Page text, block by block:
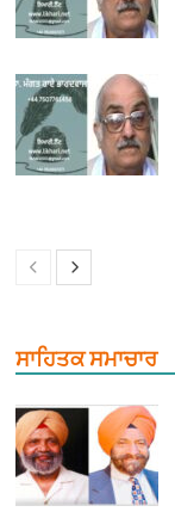
ਸਾਹਿਤਕ ਸਮਾਚਾਰ